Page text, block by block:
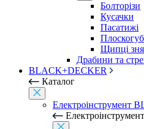
Болторізи
Кусачки
Пасатижі
Щипці
Драбини та
BLACK+DECKER
Каталог
Електроінструмент